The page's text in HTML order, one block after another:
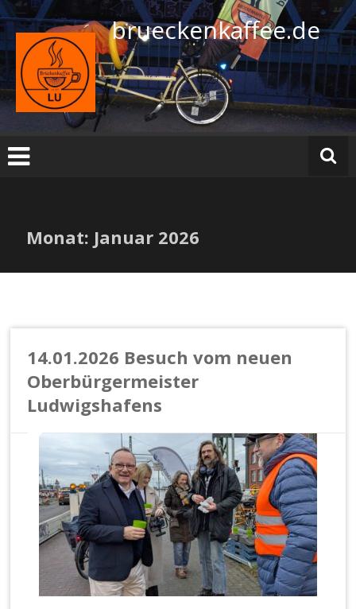
Zum
Inhalt
springen
brueckenkaffee.de
Monat: Januar 2026
14.01.2026 Besuch vom neuen
Oberbürgermeister
Ludwigshafens